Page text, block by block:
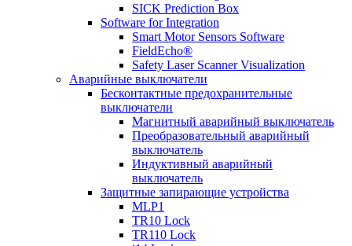
SICK Prediction Box
Software for Integration
Smart Motor Sensors Software
FieldEcho®
Safety Laser Scanner Visualization
Аварийные выключатели
Бесконтактные предохранительные
выключатели
Магнитный аварийный выключатель
Преобразовательный аварийный
выключатель
Индуктивный аварийный
выключатель
Защитные запирающие устройства
MLP1
TR10 Lock
TR110 Lock